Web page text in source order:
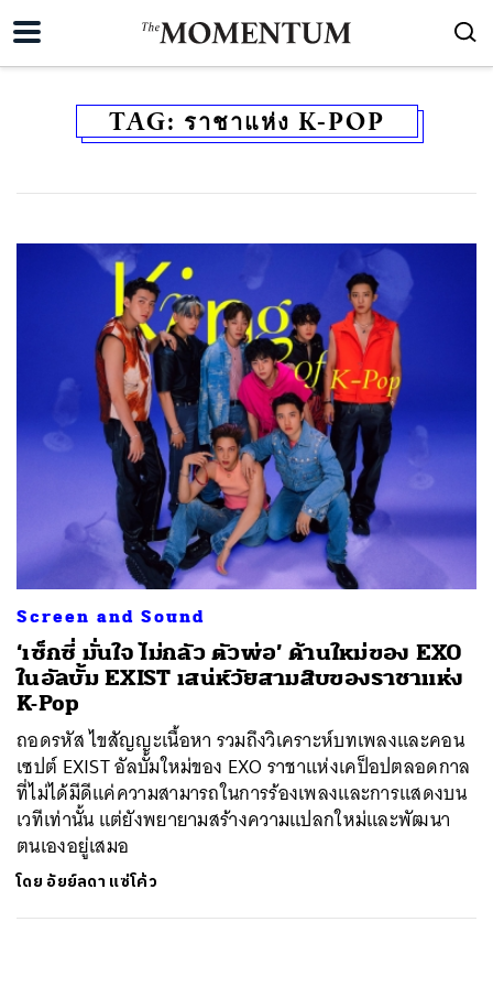
TAG: ราชาแห่ง K-POP
Screen and Sound
‘เซ็กซี่ มั่นใจ ไม่กลัว ตัวพ่อ’ ด้านใหม่ของ EXO
ในอัลบั้ม EXIST เสน่ห์วัยสามสิบของราชาแห่ง
K-Pop
ถอดรหัส ไขสัญญะเนื้อหา รวมถึงวิเคราะห์บทเพลงและคอน
เซปต์ EXIST อัลบั้มใหม่ของ EXO ราชาแห่งเคป็อปตลอดกาล
ที่ไม่ได้มีดีแค่ความสามารถในการร้องเพลงและการแสดงบน
เวทีเท่านั้น แต่ยังพยายามสร้างความแปลกใหม่และพัฒนา
ตนเองอยู่เสมอ
โดย อัยย์ลดา แซ่โค้ว
SHARE TWEET